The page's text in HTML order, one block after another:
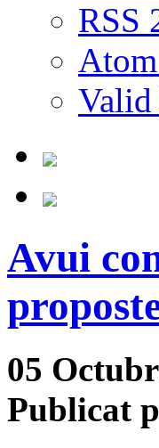
RSS
Valid
Avui
05
Publicat